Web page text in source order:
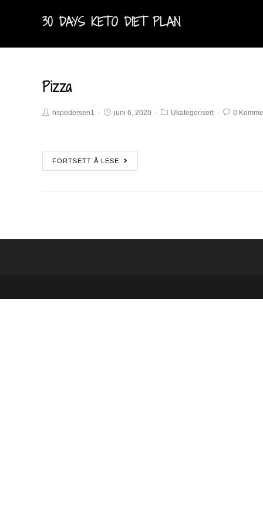
30 DAYS KETO DIET PLAN
Pizza
hspedersen1 juni 6, 2020 Ukategorisert 0
FORTSETT Å LESE